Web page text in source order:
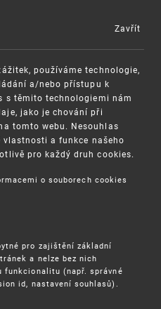
MENU
používáme technologie,
a/nebo přístupu k
s těmito technologiemi nám
jako je chování při
tomto webu. Nesouhlas
a funkce našeho
pro každý druh cookies.
o souborech cookies
pro zajištění základní
a nelze bez nich
funkcionalitu (např. správné
id, nastavení souhlasů).
Zavřít